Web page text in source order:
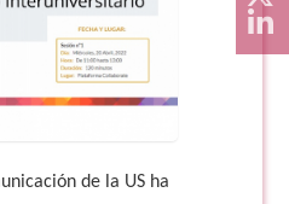
de la US ha